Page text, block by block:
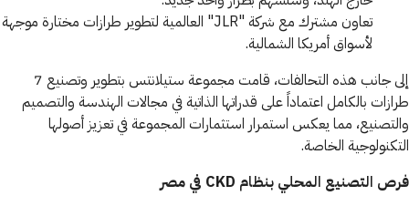
تعاون مشترك مع شركة "JLR" العالمية لتطوير طرازات مختارة موجهة
لأسواق أمريكا الشمالية.
إلى جانب هذه التحالفات، قامت مجموعة ستيلانتس بتطوير وتصنيع 7
طرازات بالكامل اعتماداً على قدراتها الذاتية في مجالات الهندسة والتصميم
والتصنيع، مما يعكس استمرار استثمارات المجموعة في تعزيز أصولها
التكنولوجية الخاصة.
فرص التصنيع المحلي بنظام CKD في مصر